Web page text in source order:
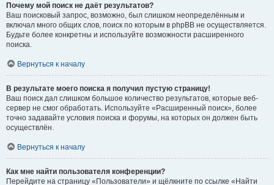
Почему мой поиск не даёт результатов?
Ваш поисковый запрос, возможно, был слишком неопределённым и
включал много общих слов, поиск по которым в phpBB не осуществляется.
Будьте более конкретны и используйте возможности расширенного
поиска.
Вернуться к началу
В результате моего поиска я получил пустую страницу!
Ваш поиск дал слишком большое количество результатов, которые веб-
сервер не смог обработать. Используйте «Расширенный поиск», более
точно задавайте условия поиска и форумы, на которых он должен быть
осуществлён.
Вернуться к началу
Как мне найти пользователя конференции?
Перейдите на страницу «Пользователи» и щёлкните по ссылке «Найти